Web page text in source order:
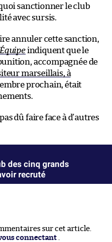
sanctionner le club
avec sursis.
annuler cette sanction,
indiquent que le
accompagnée de
marseillais, à
prochain, était
dû faire face à d’autres
des cinq grands
recruté
sur cet article.
connectant